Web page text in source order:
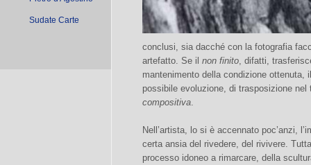
Sudate Carte
conclusi, sia dacché con la fotografia
artefatto. Se il non finito, difatti,
mantenimento della condizione ottenuta,
possibile evoluzione, di trasposizione
compositiva.
Nell’artista, lo si è accennato poc’anzi,
certa ansia del rivedere, del rivivere.
processo idoneo a rimarcare, della